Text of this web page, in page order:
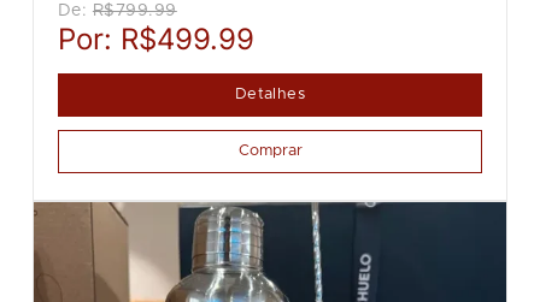
De: R$799.99
Por: R$499.99
Detalhes
Comprar